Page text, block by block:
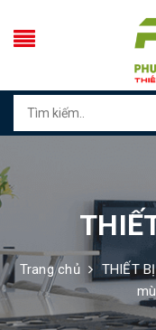
Trang chủ THIẾT